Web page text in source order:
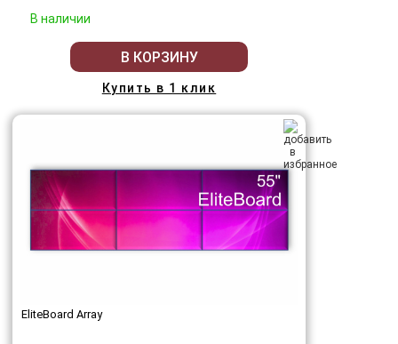
В наличии
В КОРЗИНУ
Купить в 1 клик
EliteBoard Array